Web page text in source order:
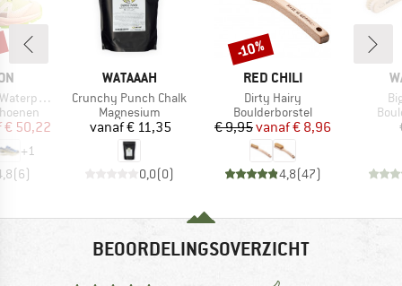
prijs
€ 50,22
+1
(6)
MERK
WATAAAH
Artikel
Crunchy Punch Chalk
Productgroep
Magnesium
Prijs
vanaf€ 11,35
0,0(0)
MERK
RED CHILI
Artikel
Dirty Hairy
Productgroep
Boulderborstel
Prijs
€ 9,95 Verlaagde prijs
vanaf€ 8,96
4,8(47)
Korting
-10%
BEOORDELINGSOVERZICHT